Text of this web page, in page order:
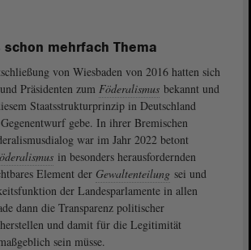
mehrfach Thema
von Wiesbaden von 2016 hatten sich
Präsidenten zum Föderalismus bekannt und
Staatsstrukturprinzip in Deutschland
gebe. In ihrer Bremischen
war im Jahr 2022 betont
in besonders herausfordernden
Element der Gewaltenteilung sei und
der Landesparlamente in allen
dann die Transparenz politischer
und damit für die Legitimität
sein müsse.